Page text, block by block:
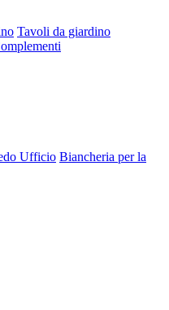
Tavoli da giardino
Ufficio Biancheria per la